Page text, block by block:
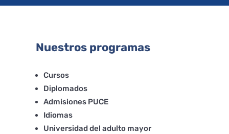
Nuestros programas
Cursos
Diplomados
Admisiones PUCE
Idiomas
Universidad del adulto mayor